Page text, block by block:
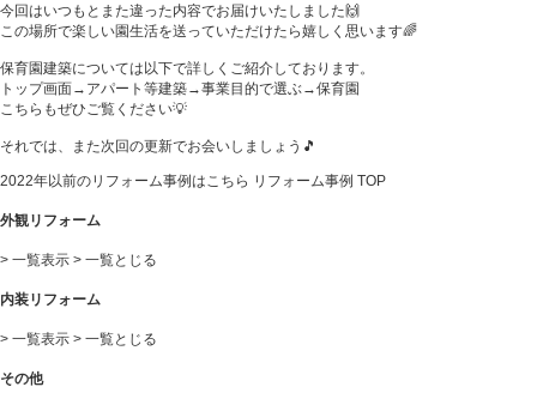
今回はいつもとまた違った内容でお届けいたしました🙌
この場所で楽しい園生活を送っていただけたら嬉しく思います🌈
保育園建築については以下で詳しくご紹介しております。
トップ画面→アパート等建築→事業目的で選ぶ→保育園
こちらもぜひご覧ください💡
それでは、また次回の更新でお会いしましょう🎵
2022年以前のリフォーム事例はこちら リフォーム事例 TOP
外観リフォーム
> 一覧表示 > 一覧とじる
内装リフォーム
> 一覧表示 > 一覧とじる
その他